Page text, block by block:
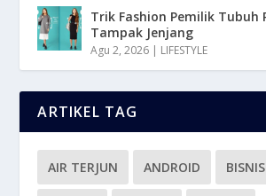
Trik Fashion Pemilik Tubuh
Tampak Jenjang
Agu 2, 2026 | LIFESTYLE
ARTIKEL TAG
AIR TERJUN ANDROID BISNIS